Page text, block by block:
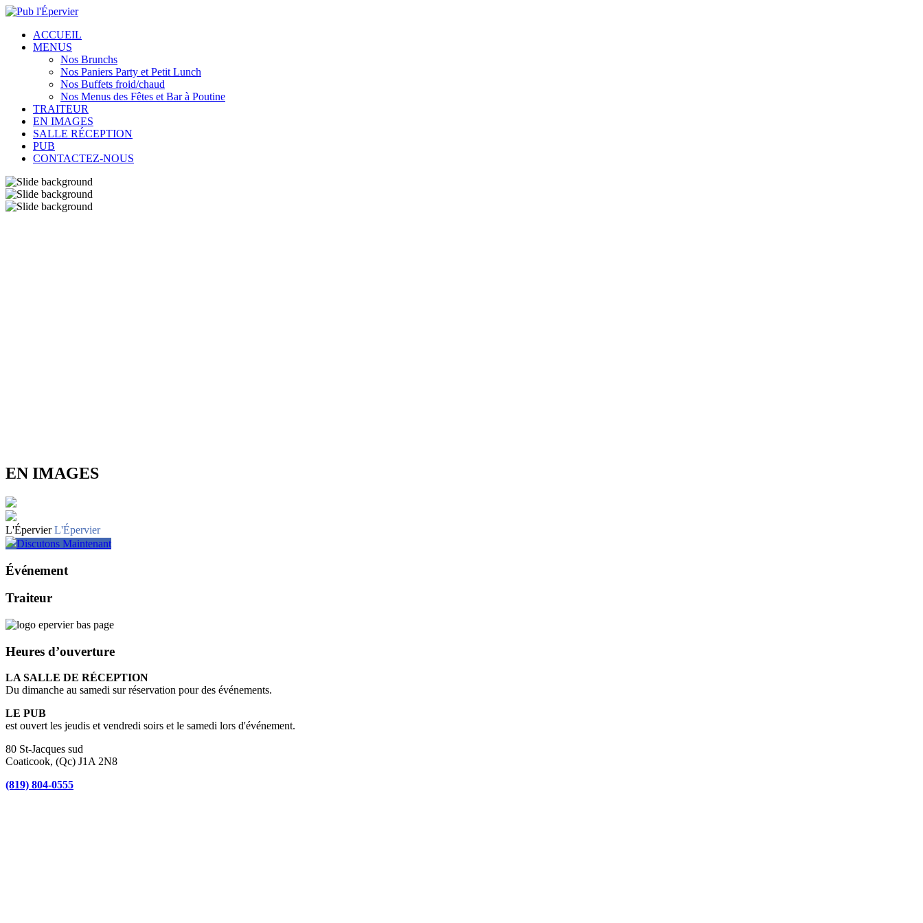
ACCUEIL
MENUS
Nos Brunchs
Nos Paniers Party et Petit Lunch
Nos Buffets froid/chaud
Nos Menus des Fêtes et Bar à Poutine
TRAITEUR
EN IMAGES
SALLE RÉCEPTION
PUB
CONTACTEZ-NOUS
EN IMAGES
L'Épervier L'Épervier
Discutons Maintenant
Événement
Traiteur
Heures d’ouverture
LA SALLE DE RÉCEPTION
Du dimanche au samedi sur réservation pour des événements.
LE PUB
est ouvert les jeudis et vendredi soirs et le samedi lors d'événement.
80 St-Jacques sud
Coaticook, (Qc) J1A 2N8
(819) 804-0555